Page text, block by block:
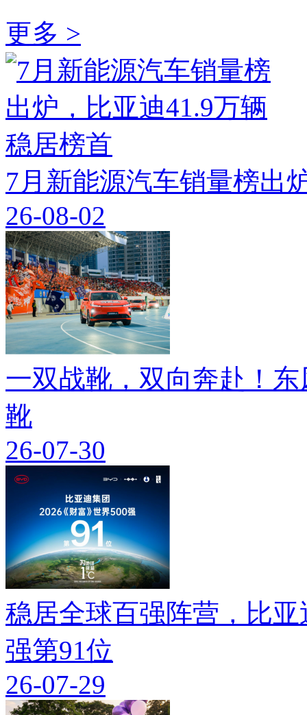
更多 >
7月新能源汽车销量榜出
26-08-02
一双战靴，双向奔赴！
靴
26-07-30
稳居全球百强阵营，比
强第91位
26-07-29